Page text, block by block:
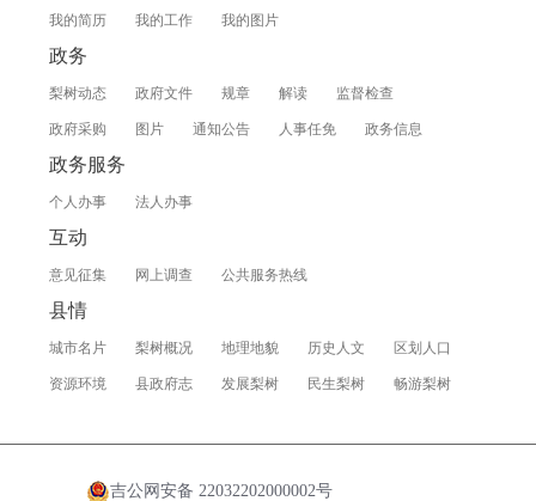
我的简历 我的工作 我的图片
政务
梨树动态 政府文件 规章 解读 监督检查
政府采购 图片 通知公告 人事任免 政务信息
政务服务
个人办事 法人办事
互动
意见征集 网上调查 公共服务热线
县情
城市名片 梨树概况 地理地貌 历史人文 区划人口
资源环境 县政府志 发展梨树 民生梨树 畅游梨树
吉公网安备 22032202000002号